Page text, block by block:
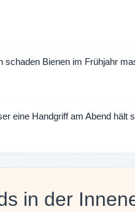
schaden Bienen im Frühjahr
eine Handgriff am Abend hält
in der